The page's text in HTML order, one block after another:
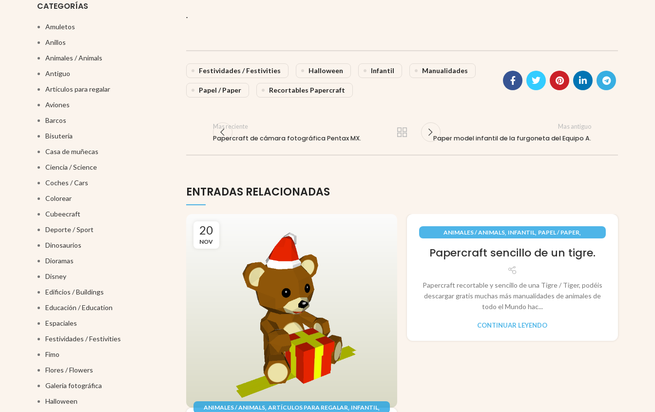
.
Festividades / Festivities Halloween Infantil Manualidades
Papel / Paper Recortables Papercraft
Mas reciente
Papercraft de cámara fotográfica Pentax MX.
Mas antiguo
Paper model infantil de la furgoneta del Equipo A.
ENTRADAS RELACIONADAS
20
NOV
ANIMALES / ANIMALS, ARTÍCULOS PARA REGALAR, INFANTIL,
ANIMALES / ANIMALS, INFANTIL, PAPEL / PAPER,
Papercraft sencillo de un tigre.
Papercraft recortable y sencillo de una Tigre / Tiger, podéis
descargar gratis muchas más manualidades de animales de
todo el Mundo hac...
CONTINUAR LEYENDO
CATEGORÍAS
Amuletos
Anillos
Animales / Animals
Antiguo
Artículos para regalar
Aviones
Barcos
Bisutería
Casa de muñecas
Ciencia / Science
Coches / Cars
Colorear
Cubeecraft
Deporte / Sport
Dinosaurios
Dioramas
Disney
Edificios / Buildings
Educación / Education
Espaciales
Festividades / Festivities
Fimo
Flores / Flowers
Galería fotográfica
Halloween